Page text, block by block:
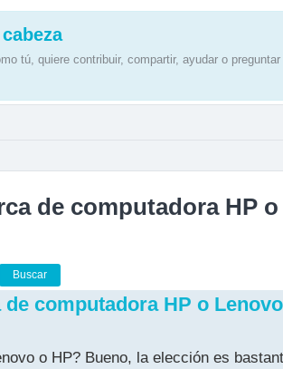
tú, quiere contribuir, compartir, ayudar o
de computadora HP
computadora HP o
o HP? Bueno, la elección es